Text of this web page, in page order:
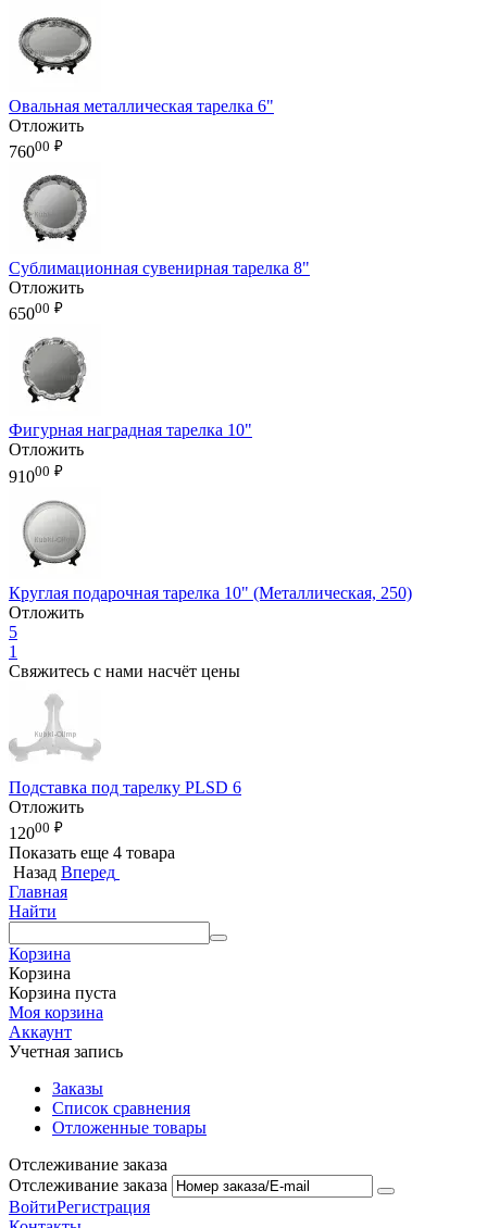
Овальная металлическая тарелка 6"
Отложить
76000 ₽
Сублимационная сувенирная тарелка 8"
Отложить
65000 ₽
Фигурная наградная тарелка 10"
Отложить
91000 ₽
Круглая подарочная тарелка 10" (Металлическая, 250)
Отложить
5
1
Свяжитесь с нами насчёт цены
Подставка под тарелку PLSD 6
Отложить
12000 ₽
Показать еще 4 товара
Назад Вперед
Главная
Найти
Корзина
Корзина
Корзина пуста
Моя корзина
Аккаунт
Учетная запись
Заказы
Список сравнения
Отложенные товары
Отслеживание заказа
Отслеживание заказа
ВойтиРегистрация